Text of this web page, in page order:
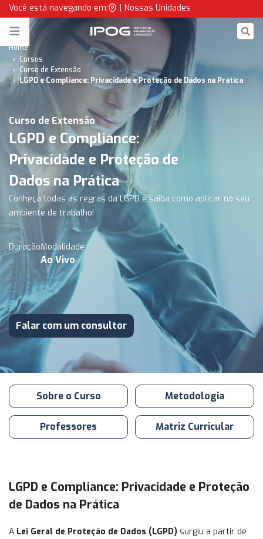
Você está navegando em: | Nossas Unidades
Open menu IPOG
Home
Cursos
Curso de Extensão
LGPD e Compliance: Privacidade e Proteção de Dados na Prática
Curso de Extensão
LGPD e Compliance:
Privacidade e Proteção de
Dados na Prática
Conheça todas as regras da LGPD e saiba como aplicar no seu
ambiente de trabalho!
DuraçãoModalidade
Ao Vivo
Falar com um consultor
Sobre o Curso Metodologia
Professores Matriz Curricular
LGPD e Compliance: Privacidade e Proteção
de Dados na Prática
A Lei Geral de Proteção de Dados (LGPD) surgiu a partir de
LGPD e Compliance | IPOG